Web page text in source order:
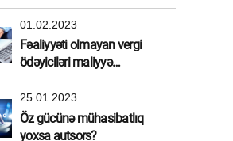
01.02.2023
Fəaliyyəti olmayan vergi
ödəyiciləri maliyyə
sanksiyasından azad edildi
25.01.2023
Öz gücünə mühasibatlıq
yoxsa autsors?